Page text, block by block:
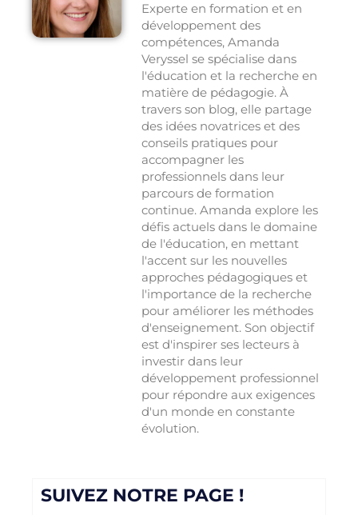
Experte en formation et en
développement des
compétences, Amanda
Veryssel se spécialise dans
l'éducation et la recherche en
matière de pédagogie. À
travers son blog, elle partage
des idées novatrices et des
conseils pratiques pour
accompagner les
professionnels dans leur
parcours de formation
continue. Amanda explore les
défis actuels dans le domaine
de l'éducation, en mettant
l'accent sur les nouvelles
approches pédagogiques et
l'importance de la recherche
pour améliorer les méthodes
d'enseignement. Son objectif
est d'inspirer ses lecteurs à
investir dans leur
développement professionnel
pour répondre aux exigences
d'un monde en constante
évolution.
SUIVEZ NOTRE PAGE !